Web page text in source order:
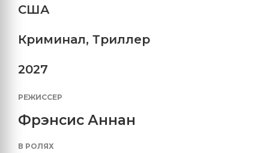
США
Криминал, Триллер
2027
РЕЖИССЕР
Фрэнсис Аннан
В РОЛЯХ